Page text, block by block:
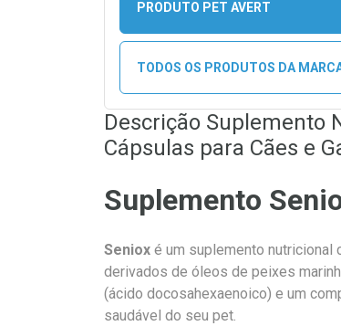
PRODUTO PET AVERT
TODOS OS PRODUTOS DA
Descrição Suplemento
Cápsulas para Cães e
Suplemento
Seniox é um suplemento nutricional
derivados de óleos de peixes
(ácido docosahexaenoico) e um
saudável do seu pet.